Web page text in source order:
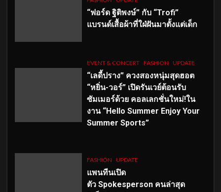
“ฟอร์ด ฐิติพงษ์” กับ “Trofi”
แบรนด์เสื้อผ้าที่ใฝ่ฝันมาตั้งแต่เด็ก
EVENT & CONCERT FASHION UPDATE
“เลดี้ปราง” ควงสองหนุ่มสุดฮอต
“หยิ่น-วอร์” เปิดรันเวย์ต้อนรับ
ซัมเมอร์ด้วย คอลเลกชั่นใหม่!ใน
งาน “Hello Summer Enjoy Your
Summer Sports”
FASHION UPDATE
แพนทีนเปิด
ตัว Spokesperson คนล่าสุด